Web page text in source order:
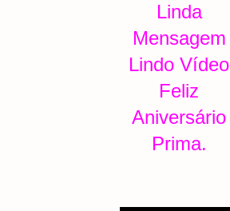
Linda
Mensagem
Lindo Vídeo
Feliz
Aniversário
Prima.